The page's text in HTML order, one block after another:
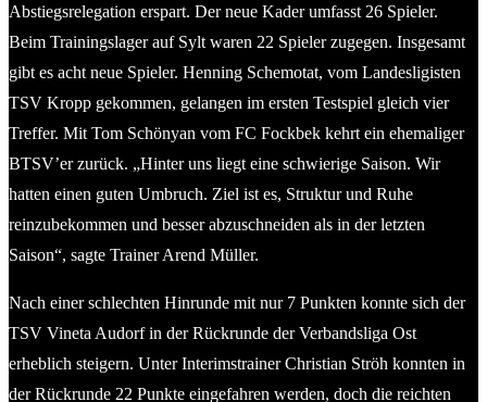
Abstiegsrelegation erspart. Der neue Kader umfasst 26 Spieler.
Beim Trainingslager auf Sylt waren 22 Spieler zugegen. Insgesamt
gibt es acht neue Spieler. Henning Schemotat, vom Landesligisten
TSV Kropp gekommen, gelangen im ersten Testspiel gleich vier
Treffer. Mit Tom Schönyan vom FC Fockbek kehrt ein ehemaliger
BTSV’er zurück. „Hinter uns liegt eine schwierige Saison. Wir
hatten einen guten Umbruch. Ziel ist es, Struktur und Ruhe
reinzubekommen und besser abzuschneiden als in der letzten
Saison“, sagte Trainer Arend Müller.
Nach einer schlechten Hinrunde mit nur 7 Punkten konnte sich der
TSV Vineta Audorf in der Rückrunde der Verbandsliga Ost
erheblich steigern. Unter Interimstrainer Christian Ströh konnten in
der Rückrunde 22 Punkte eingefahren werden, doch die reichten